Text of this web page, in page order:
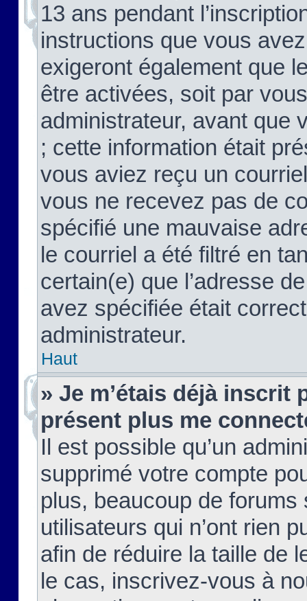
13 ans pendant
instructions que vous
exigeront également que
être activées, soit par
administrateur, avant que
; cette information était
vous aviez reçu un
vous ne recevez pas de
spécifié une mauvaise
le courriel a été filtré en
certain(e) que l’adresse
avez spécifiée était
administrateur.
Haut
» Je m’étais déjà inscrit
présent plus me
Il est possible qu’un
supprimé votre compte
plus, beaucoup de
utilisateurs qui n’ont rien
afin de réduire la taille de
le cas, inscrivez-vous à